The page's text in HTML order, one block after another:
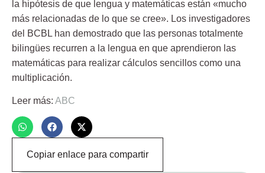
la hipótesis de que lengua y matemáticas están «mucho
más relacionadas de lo que se cree». Los investigadores
del BCBL han demostrado que las personas totalmente
bilingües recurren a la lengua en que aprendieron las
matemáticas para realizar cálculos sencillos como una
multiplicación.
Leer más: ABC
Copiar enlace para compartir